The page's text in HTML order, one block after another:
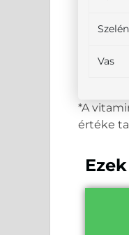
Szelén
Vas
*A
értéke